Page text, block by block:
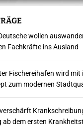
wollen
Fachkräfte ins Ausland
Fischereihafen wird
zum modernen
dem ersten